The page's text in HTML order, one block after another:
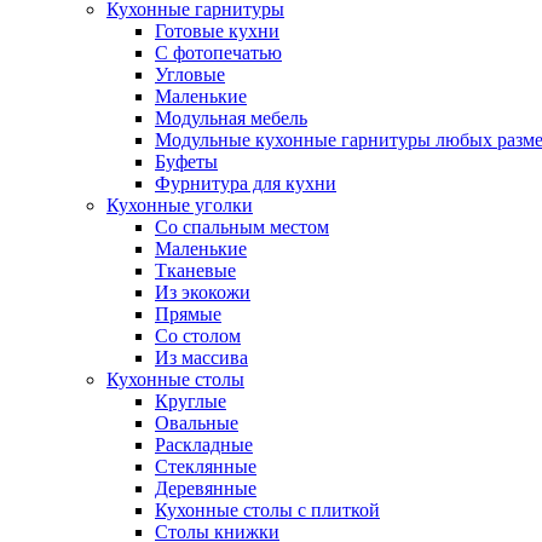
Кухонные гарнитуры
Готовые кухни
С фотопечатью
Угловые
Маленькие
Модульная мебель
Модульные кухонные гарнитуры любых
Буфеты
Фурнитура для кухни
Кухонные уголки
Со спальным местом
Маленькие
Тканевые
Из экокожи
Прямые
Со столом
Из массива
Кухонные столы
Круглые
Овальные
Раскладные
Стеклянные
Деревянные
Кухонные столы с плиткой
Столы книжки